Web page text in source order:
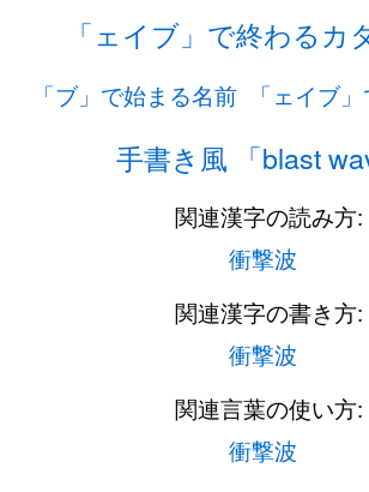
「ェイブ」で終わるカ
「ブ」で始まる名前 「ェイブ
手書き風 「blast
関連漢字の読み方:
衝撃波
関連漢字の書き方:
衝撃波
関連言葉の使い方:
衝撃波